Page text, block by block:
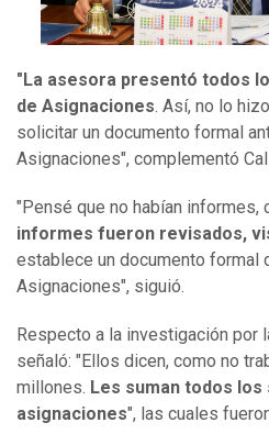
"La asesora presentó todos
de Asignaciones. Así, no lo
solicitar un documento formal
Asignaciones", complementó
"Pensé que no habían informes,
informes fueron revisados,
establece un documento formal
Asignaciones", siguió.
Respecto a la investigación por
señaló: "Ellos dicen, como no
millones. Les suman todos los
asignaciones", las cuales